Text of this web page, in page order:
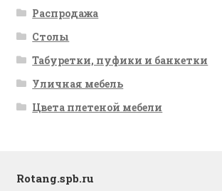
Распродажа
Столы
Табуретки, пуфики и банкетки
Уличная мебель
Цвета плетеной мебели
Rotang.spb.ru